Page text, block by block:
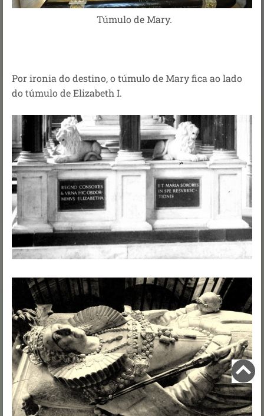
Túmulo de Mary.
Por ironia do destino, o túmulo de Mary fica ao lado
do túmulo de Elizabeth I.